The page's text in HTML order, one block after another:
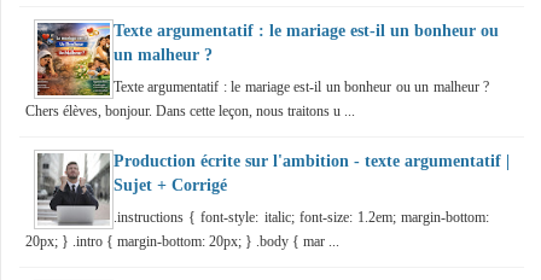
Texte argumentatif : le mariage est-il un bonheur ou
un malheur ?
Texte argumentatif : le mariage est-il un bonheur ou un malheur ?
Chers élèves, bonjour. Dans cette leçon, nous traitons u ...
Production écrite sur l'ambition - texte argumentatif |
Sujet + Corrigé
.instructions { font-style: italic; font-size: 1.2em; margin-bottom:
20px; } .intro { margin-bottom: 20px; } .body { mar ...